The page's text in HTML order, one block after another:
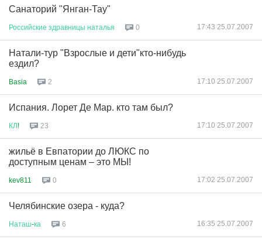
Санаторий "Янган-Тау"
Российские здравницы наталья 0 17:43 25.07.2007
Натали-тур "Взрослые и дети"кто-нибудь
ездил?
Basia 2 17:10 25.07.2007
Испания. Лорет Де Мар. кто там был?
КЛ! 23 17:10 25.07.2007
жильё в Евпатории до ЛЮКС по
доступным ценам – это МЫ!
kev811 0 17:02 25.07.2007
Челябинские озера - куда?
Наташ-ка 6 16:35 25.07.2007